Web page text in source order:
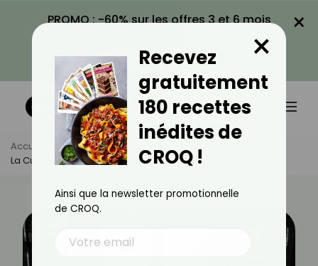
PROMO : -60% sur les offres 3 et 6 mois
VOIR LA PROMO
×
Accueil Actus
Quotidien
La Cuisson Au Lave-Vaisselle, Comment Ça Marche ?
Recevez
gratuitement
180 recettes
inédites de
CROQ !
×
Ainsi que la newsletter promotionnelle
de CROQ.